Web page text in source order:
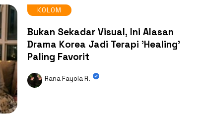
KOLOM
Bukan Sekadar Visual, Ini Alasan
Drama Korea Jadi Terapi 'Healing'
Paling Favorit
Rana Fayola R.